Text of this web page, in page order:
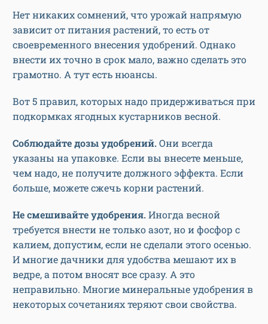
Нет никаких сомнений, что урожай напрямую
зависит от питания растений, то есть от
своевременного внесения удобрений. Однако
внести их точно в срок мало, важно сделать это
грамотно. А тут есть нюансы.
Вот 5 правил, которых надо придерживаться при
подкормках ягодных кустарников весной.
Соблюдайте дозы удобрений.Они всегда
указаны на упаковке. Если вы внесете меньше,
чем надо, не получите должного эффекта. Если
больше, можете сжечь корни растений.
Не смешивайте удобрения.Иногда весной
требуется внести не только азот, но и фосфор с
калием, допустим, если не сделали этого осенью.
И многие дачники для удобства мешают их в
ведре, а потом вносят все сразу. А это
неправильно. Многие минеральные удобрения в
некоторых сочетаниях теряют свои свойства.